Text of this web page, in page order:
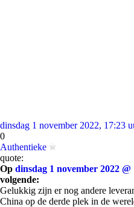
dinsdag 1 november 2022, 17:23
0
Authentieke
quote:
Op dinsdag 1 november 2022 @
volgende:
Gelukkig zijn er nog andere
China op de derde plek in de